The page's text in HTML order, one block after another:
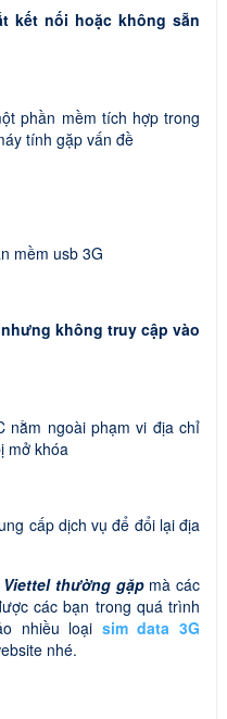
kết nối hoặc không sẵn
phần mềm tích hợp trong
tính gặp vấn đề
mềm usb 3G
không truy cập vào
nằm ngoài phạm vi địa chỉ
mở khóa
cấp dịch vụ để đổi lại địa
thường gặpmà các
các bạn trong quá trình
nhiều loại sim data 3G
nhé.